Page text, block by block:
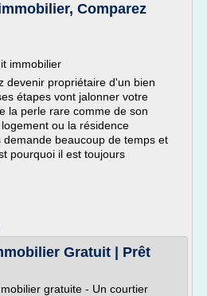
Comparez
immobilier
devenir propriétaire d'un bien
étapes vont jalonner votre
la perle rare comme de son
ou la résidence
beaucoup de temps et
pourquoi il est toujours
Gratuit | Prêt
gratuite - Un courtier